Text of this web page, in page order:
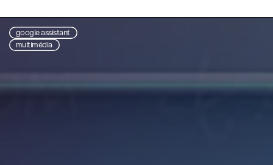
google assistant
multimédia